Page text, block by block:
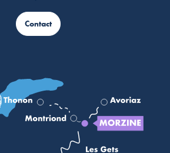
Contact